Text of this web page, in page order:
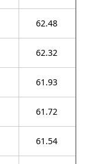
62.48
62.32
61.93
61.72
61.54